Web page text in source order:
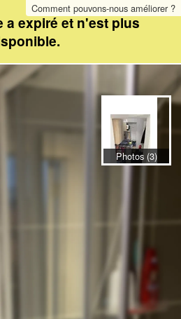
Comment pouvons-nous améliorer ?
a expiré et n'est plus